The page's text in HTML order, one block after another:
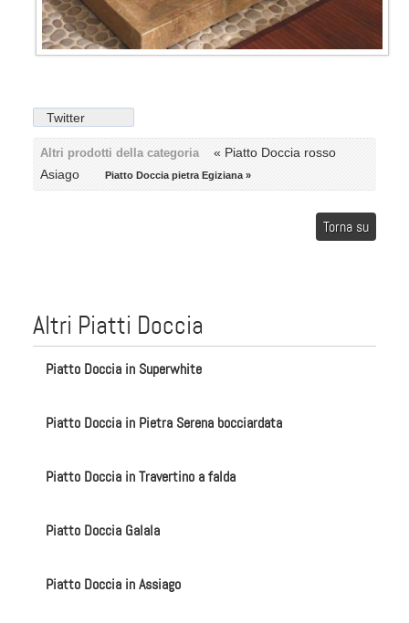
Twitter
Altri prodotti della categoria
« Piatto Doccia rosso
Asiago
Piatto Doccia pietra Egiziana »
Torna su
Altri Piatti Doccia
Piatto Doccia in Superwhite
Piatto Doccia in Pietra Serena bocciardata
Piatto Doccia in Travertino a falda
Piatto Doccia Galala
Piatto Doccia in Assiago